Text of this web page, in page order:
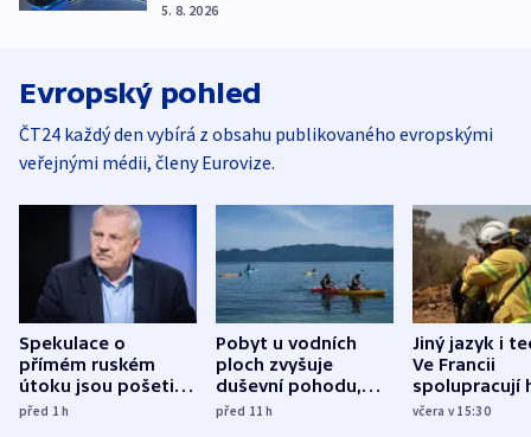
5. 8. 2026
Evropský pohled
ČT24 každý den vybírá z obsahu publikovaného evropskými
veřejnými médii, členy Eurovize.
Spekulace o
přímém ruském
útoku jsou pošetilé,
míní estonský
před 1h
Pobyt u vodních
ploch zvyšuje
duševní pohodu,
ukázala
před 11h
Jiný jazyk i
Ve Francii
spolupracují
různých zemí
včera v 15:30